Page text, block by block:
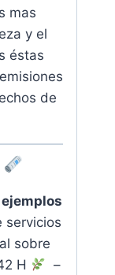
mas
y el
éstas
de
ejemplos
servicios
sobre
H
–